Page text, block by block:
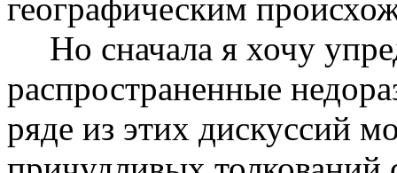
географическим
Но сначала я хочу
распространенные
ряде из этих дискуссий